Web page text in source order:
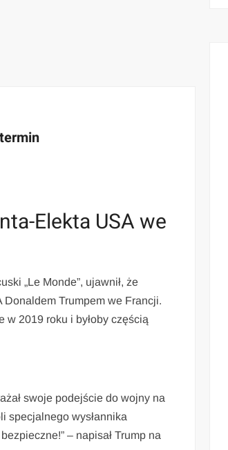
Elekta USA we
„Le Monde”, ujawnił, że
Donaldem Trumpem we Francji.
w 2019 roku i byłoby częścią
swoje podejście do wojny na
specjalnego wysłannika
– napisał Trump na